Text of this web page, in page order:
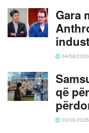
Gara
04/08/2026
që
03/08/2026